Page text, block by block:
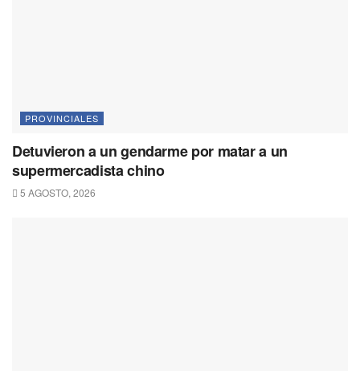
PROVINCIALES
Detuvieron a un gendarme por matar a un
supermercadista chino
5 AGOSTO, 2026